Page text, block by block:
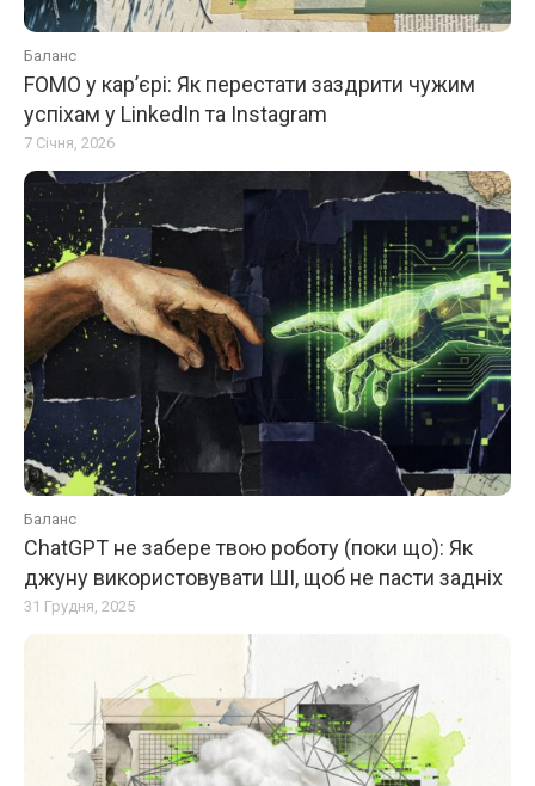
Баланс
FOMO у кар’єрі: Як перестати заздрити чужим
успіхам у LinkedIn та Instagram
7 Січня, 2026
Баланс
ChatGPT не забере твою роботу (поки що): Як
джуну використовувати ШІ, щоб не пасти задніх
31 Грудня, 2025